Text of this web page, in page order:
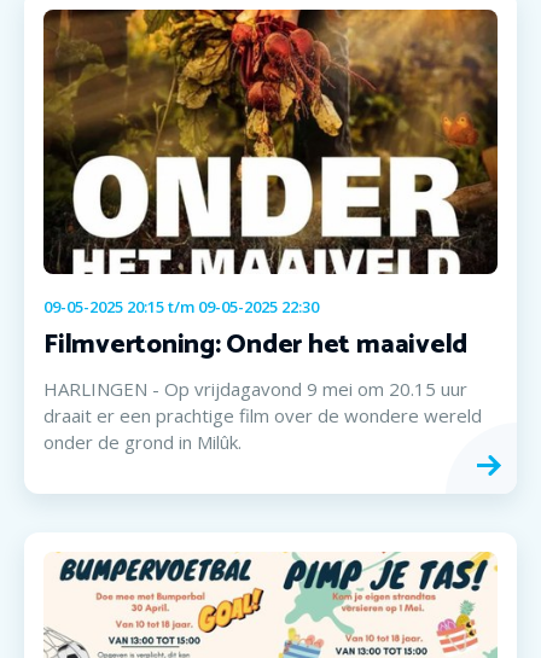
09-05-2025 20:15t/m 09-05-2025 22:30
Filmvertoning: Onder het maaiveld
HARLINGEN - Op vrijdagavond 9 mei om 20.15 uur
draait er een prachtige film over de wondere wereld
onder de grond in Milûk.